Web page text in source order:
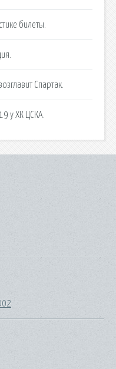
билеты.
Спартак.
у ХК ЦСКА.